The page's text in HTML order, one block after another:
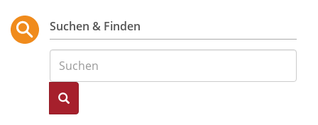
Beiträge
Suchen & Finden
Suche